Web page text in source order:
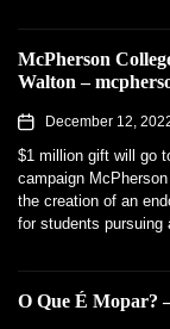
McPherson
Walton –
December 12,
$1 million gift will go
campaign
the creation of an
for students pursuing
O Que É Mopar?